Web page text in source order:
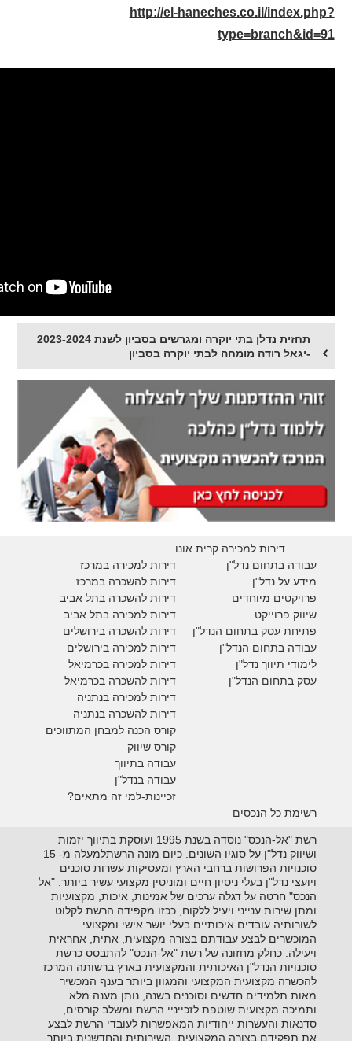
http://el-haneches.co.il/index.php?
type=branch&id=91
תחזית נדלן בתי יוקרה ומגרשים בסביון לשנת 2023-2024
-יגאל רודה מומחה לבתי יוקרה בסביון
דירות למכירה קרית אונו
דירות למכירה במרכז
דירות להשכרה במרכז
דירות להשכרה בתל אביב
דירות למכירה בתל אביב
דירות להשכרה בירושלים
דירות למכירה בירושלים
דירות למכירה בכרמיאל
דירות להשכרה בכרמיאל
דירות למכירה בנתניה
דירות להשכרה בנתניה
קורס הכנה למבחן המתווכים
קורס שיווק
עבודה בתיווך
עבודה בנדל"ן
זכיינות-למי זה מתאים?
עבודה בתחום נדל"ן
מידע על נדל"ן
פרויקטים מיוחדים
שיווק פרוייקט
פתיחת עסק בתחום הנדל"ן
עבודה בתחום הנדל"ן
לימודי תיווך נדל"ן
עסק בתחום הנדל"ן
רשימת כל הנכסים
רשת "אל-הנכס" נוסדה בשנת 1995 ועוסקת בתיווך יזמות
ושיווק נדל"ן על סוגיו השונים. כיום מונה הרשתלמעלה מ- 15
סוכנויות הפרושות ברחבי הארץ ומעסיקות עשרות סוכנים
ויועצי נדל"ן בעלי ניסיון חיים ומוניטין מקצועי עשיר ביותר. "אל
הנכס" חרטה על דגלה ערכים של אמינות, איכות, מקצועיות
ומתן שירות ענייני ויעיל ללקוח, ככזו מקפידה הרשת לקלוט
לשורותיה עובדים איכותיים בעלי יושר אישי ומקצועי
המוכשרים לבצע עבודתם בצורה מקצועית, אתית, אחראית
ויעילה. כחלק מחזונה של רשת "אל-הנכס" להתבסס כרשת
סוכנויות הנדל"ן האיכותית והמקצועית בארץ ברשותה המרכז
להכשרה מקצועית המקצועי והמגוון ביותר בענף המכשיר
מאות תלמידים חדשים וסוכנים בשנה, נותן מענה מלא
ותמיכה מקצועית שוטפת לזכייניי הרשת ומשלב קורסים,
סדנאות והעשרות ייחודיות המאפשרות לעובדי הרשת לבצע
את תפקידם בצורה המקצועית, השירותית והחדשנית ביותר